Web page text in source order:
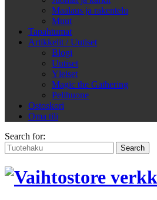
Maalaus ja rakentelu
Muut
Tapahtumat
Artikkelit / Uutiset
Blogi
Uutiset
Yleiset
Magic the Gathering
Pelihuone
Ostoskori
Oma tili
Search for: